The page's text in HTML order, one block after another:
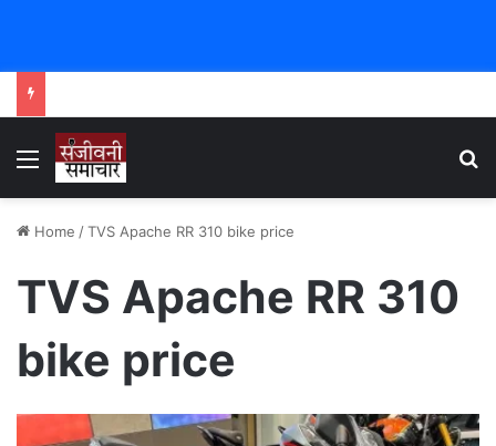
Menu
Home /TVS Apache RR 310 bike price
TVS Apache RR 310
bike price